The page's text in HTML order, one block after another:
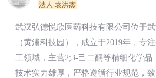
法人:袁洪杰
武汉弘德悦欣医药科技有限公司位于
（黄浦科技园），成立于2019年，专
工领域，主营2;3-己二酮等精细化学品
技术实力雄厚，严格遵循行业规范，